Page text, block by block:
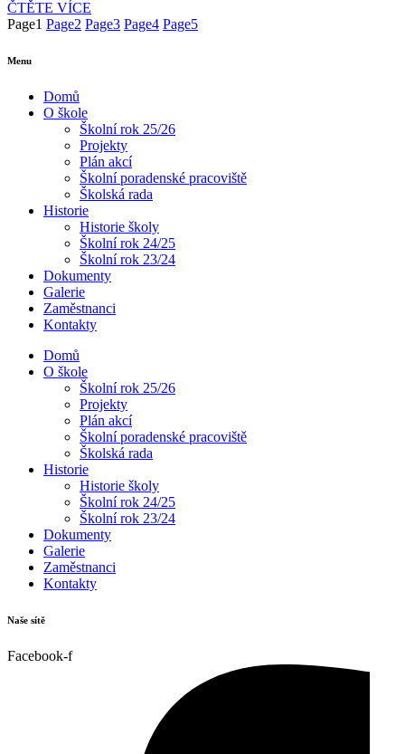
ČTĚTE VÍCE
Page1 Page2 Page3 Page4 Page5
Menu
Domů
O škole
Školní rok 25/26
Projekty
Plán akcí
Školní poradenské pracoviště
Školská rada
Historie
Historie školy
Školní rok 24/25
Školní rok 23/24
Dokumenty
Galerie
Zaměstnanci
Kontakty
Domů
O škole
Školní rok 25/26
Projekty
Plán akcí
Školní poradenské pracoviště
Školská rada
Historie
Historie školy
Školní rok 24/25
Školní rok 23/24
Dokumenty
Galerie
Zaměstnanci
Kontakty
Naše sítě
Facebook-f